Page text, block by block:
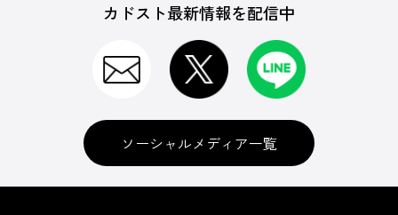
カドスト最新情報を配信中
ソーシャルメディア一覧